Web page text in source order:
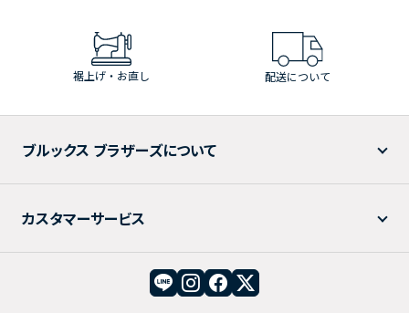
裾上げ・お直し 配送について
ブルックス ブラザーズについて
カスタマーサービス